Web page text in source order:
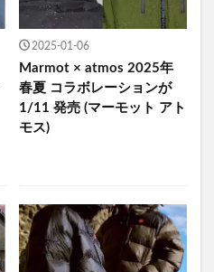
2025-01-06
Marmot × atmos 2025年
春夏 コラボレーションが
1/11 発売 (マーモット アト
モス)